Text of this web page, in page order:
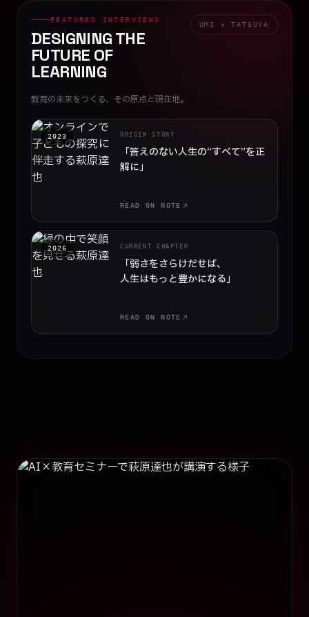
FEATURED INTERVIEWS
DESIGNING THE
FUTURE OF
LEARNING
UMI × TATSUYA
教育の未来をつくる、その原点と現在地。
2023 ORIGIN STORY
「答えのない人生の“すべて”を正
解に」
READ ON NOTE
2026 CURRENT CHAPTER
「弱さをさらけだせば、
人生はもっと豊かになる」
READ ON NOTE